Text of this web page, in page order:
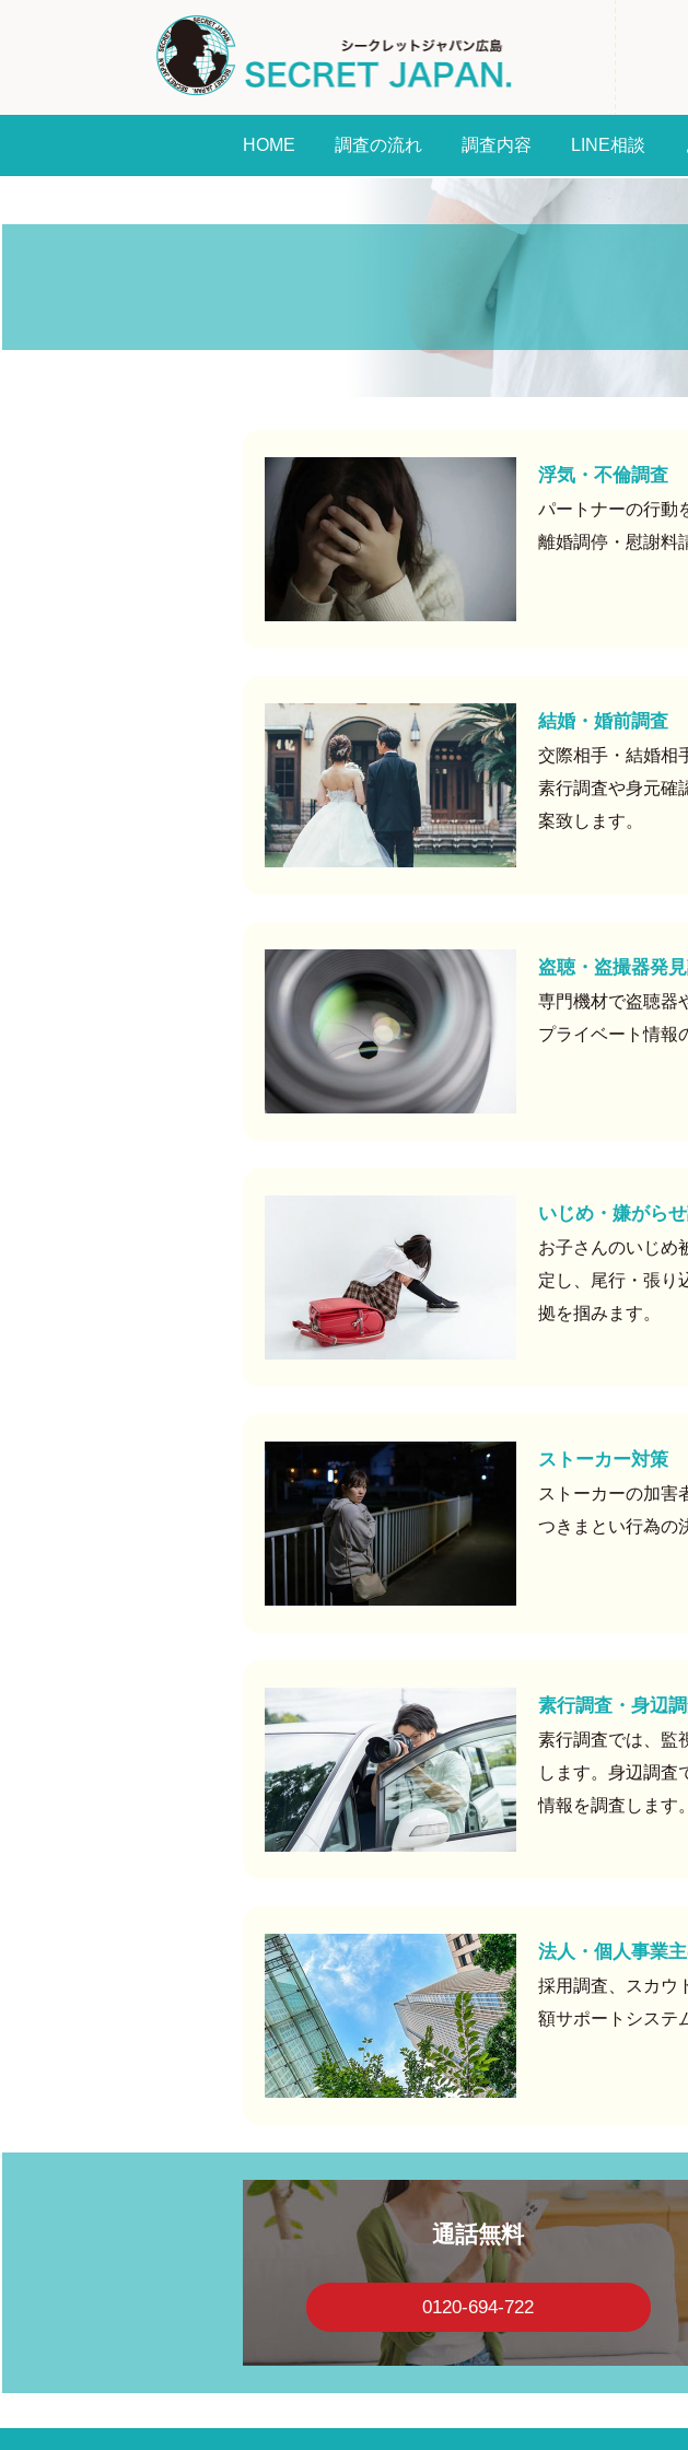
HOME 調査の流れ 調査内容 LINE相談
浮気・不倫調査
パートナーの行動
離婚調停・慰謝料
結婚・婚前調査
交際相手・結婚相
素行調査や身元確
案致します。
盗聴・盗撮器発
専門機材で盗聴器
プライベート情報
いじめ・嫌がら
お子さんのいじめ
定し、尾行・張り
拠を掴みます。
ストーカー対策
ストーカーの加害
つきまとい行為の
素行調査・身辺
素行調査では、監
します。身辺調査
情報を調査します。
法人・個人事業
採用調査、スカウ
額サポートシステ
通話無料
0120-694-722